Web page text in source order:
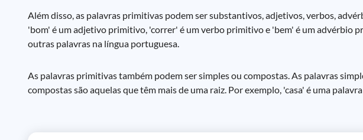
Além disso, as palavras primitivas podem ser substantivos, adjetivos, verbos,
'bom' é um adjetivo primitivo, 'correr' é um verbo primitivo e 'bem' é um advérbio
outras palavras na língua portuguesa.
As palavras primitivas também podem ser simples ou compostas. As palavras
compostas são aquelas que têm mais de uma raiz. Por exemplo, 'casa' é uma